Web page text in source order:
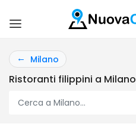
Milano
Ristoranti filippini a Milano